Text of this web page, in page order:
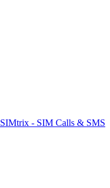
SIMtrix - SIM Calls & SMS